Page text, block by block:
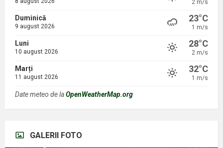
2 m/s
Duminică
9 august 2026
23°C
1 m/s
Luni
10 august 2026
28°C
2 m/s
Marți
11 august 2026
32°C
1 m/s
Date meteo de laOpenWeatherMap.org
GALERII FOTO